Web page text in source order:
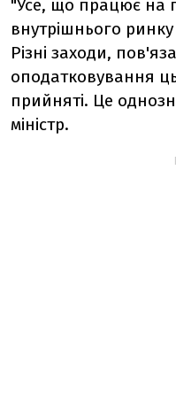
"Усе, що працює на
внутрішнього
Різні заходи,
оподатковування
прийняті. Це
міністр.